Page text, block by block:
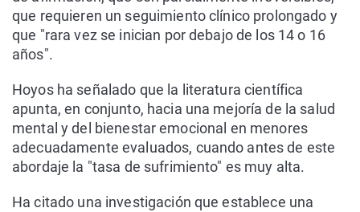
que requieren un seguimiento clínico prolongado y
que "rara vez se inician por debajo de los 14 o 16
años".
Hoyos ha señalado que la literatura científica
apunta, en conjunto, hacia una mejoría de la salud
mental y del bienestar emocional en menores
adecuadamente evaluados, cuando antes de este
abordaje la "tasa de sufrimiento" es muy alta.
Ha citado una investigación que establece una